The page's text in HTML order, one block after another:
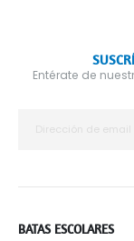
Entérate de
BATAS ESCOLARES